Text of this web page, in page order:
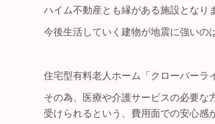
ハイム不動産とも縁がある施設となり
今後生活していく建物が地震に強いの
住宅型有料老人ホーム「クローバーラ
その為、医療や介護サービスの必要な
受けられるという、費用面での安心感